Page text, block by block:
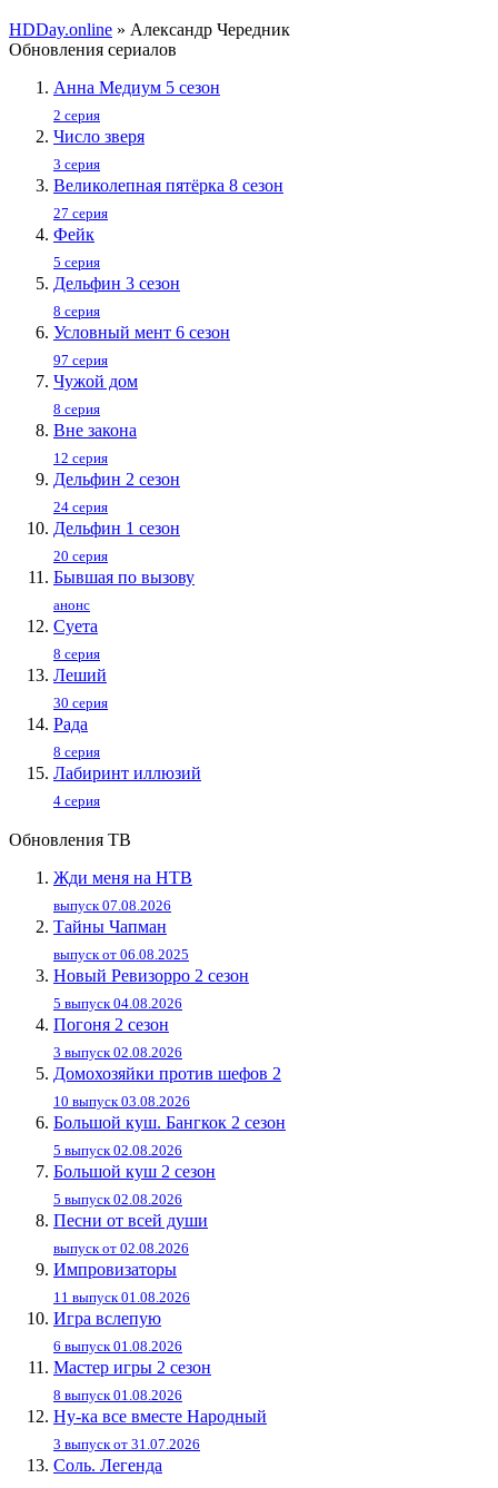
HDDay.online » Александр Чередник
Обновления сериалов
Анна Медиум 5 сезон
2 серия
Число зверя
3 серия
Великолепная пятёрка 8 сезон
27 серия
Фейк
5 серия
Дельфин 3 сезон
8 серия
Условный мент 6 сезон
97 серия
Чужой дом
8 серия
Вне закона
12 серия
Дельфин 2 сезон
24 серия
Дельфин 1 сезон
20 серия
Бывшая по вызову
анонс
Суета
8 серия
Леший
30 серия
Рада
8 серия
Лабиринт иллюзий
4 серия
Обновления ТВ
Жди меня на НТВ
выпуск 07.08.2026
Тайны Чапман
выпуск от 06.08.2025
Новый Ревизорро 2 сезон
5 выпуск 04.08.2026
Погоня 2 сезон
3 выпуск 02.08.2026
Домохозяйки против шефов 2
10 выпуск 03.08.2026
Большой куш. Бангкок 2 сезон
5 выпуск 02.08.2026
Большой куш 2 сезон
5 выпуск 02.08.2026
Песни от всей души
выпуск от 02.08.2026
Импровизаторы
11 выпуск 01.08.2026
Игра вслепую
6 выпуск 01.08.2026
Мастер игры 2 сезон
8 выпуск 01.08.2026
Ну-ка все вместе Народный
3 выпуск от 31.07.2026
Соль. Легенда